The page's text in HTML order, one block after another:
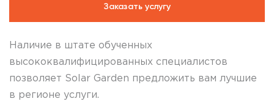
Заказать услугу
Наличие в штате обученных
высококвалифицированных специалистов
позволяет Solar Garden предложить вам лучшие
в регионе услуги.